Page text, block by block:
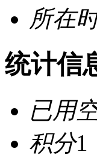
所在
统计信
已用
积分1